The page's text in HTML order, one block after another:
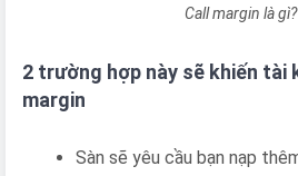
Call margin là gì?
2 trường hợp này sẽ khiến tài
margin
Sàn sẽ yêu cầu bạn nạp